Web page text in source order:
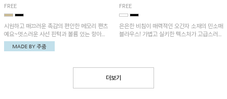
FREE
시원하고 매끄러운 촉감의 편안한 메모리 팬츠
예요~멋스러운 사선 핀턱과 볼륨 있는 항아리
핏이 유니크한 아이템!
FREE
은은한 비침이 매력적인 오간자 소재의 민소매
블라우스! 가볍고 실키한 텍스처가 고급스러운
더보기